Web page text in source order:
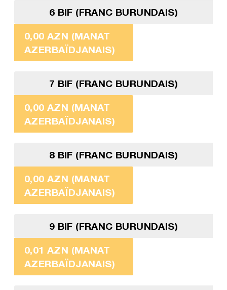
6 BIF (FRANC BURUNDAIS)
0,00 AZN (MANAT
AZERBAÏDJANAIS)
7 BIF (FRANC BURUNDAIS)
0,00 AZN (MANAT
AZERBAÏDJANAIS)
8 BIF (FRANC BURUNDAIS)
0,00 AZN (MANAT
AZERBAÏDJANAIS)
9 BIF (FRANC BURUNDAIS)
0,01 AZN (MANAT
AZERBAÏDJANAIS)